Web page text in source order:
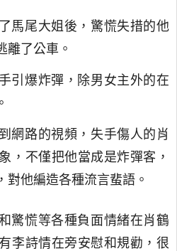
馬尾大姐後，驚慌失措的他
離了公車。
引爆炸彈，除男女主外的在
網路的視頻，失手傷人的肖
，不僅把他當成是炸彈客，
對他編造各種流言蜚語。
驚慌等各種負面情緒在肖鶴
李詩情在旁安慰和規勸，很